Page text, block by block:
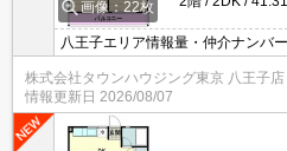
画像：22枚
八王子エリア情報量・仲介ナンバ
２店舗どちらでもご対応可能！
株式会社タウンハウジング東京 八王子店
情報更新日 2026/08/07